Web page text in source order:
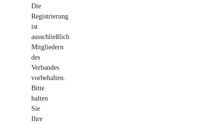
Die
Registrierung
ist
ausschließlich
Mitgliedern
des
Verbandes
vorbehalten.
Bitte
halten
Sie
Ihre